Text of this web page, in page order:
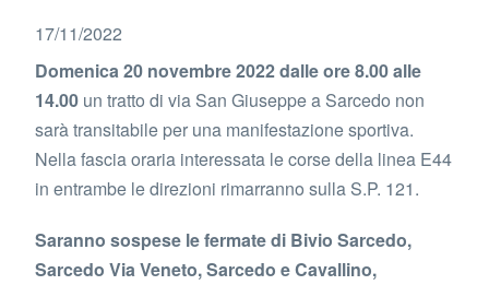
17/11/2022
Domenica 20 novembre 2022 dalle ore 8.00 alle
14.00 un tratto di via San Giuseppe a Sarcedo non
sarà transitabile per una manifestazione sportiva.
Nella fascia oraria interessata le corse della linea E44
in entrambe le direzioni rimarranno sulla S.P. 121.
Saranno sospese le fermate di Bivio Sarcedo,
Sarcedo Via Veneto, Sarcedo e Cavallino,